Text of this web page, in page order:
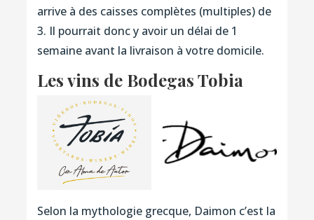
arrive à des caisses complètes (multiples) de
3. Il pourrait donc y avoir un délai de 1
semaine avant la livraison à votre domicile.
Les vins de Bodegas Tobia
Selon la mythologie grecque, Daimon c’est la